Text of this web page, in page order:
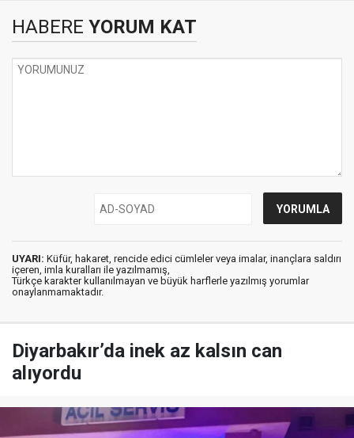
HABERE YORUM KAT
UYARI: Küfür, hakaret, rencide edici cümleler veya imalar, inançlara saldırı
içeren, imla kuralları ile yazılmamış,
Türkçe karakter kullanılmayan ve büyük harflerle yazılmış yorumlar
onaylanmamaktadır.
Diyarbakır’da inek az kalsın can
alıyordu